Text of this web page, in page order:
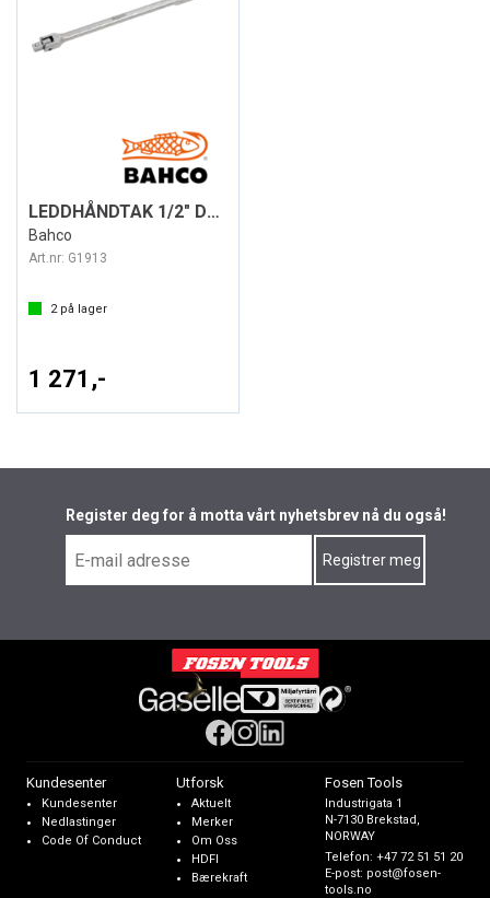
LEDDHÅNDTAK 1/2" DR. 600MM / 24"
Bahco
Art.nr: G1913
2på lager
1 271,-
Register deg for å motta vårt nyhetsbrev nå du også!
Kundesenter
Kundesenter
Nedlastinger
Code Of Conduct
Utforsk
Aktuelt
Merker
Om Oss
HDFI
Bærekraft
Fosen Tools
Industrigata 1
N-7130 Brekstad,
NORWAY
Telefon:+47 72 51 51 20
E-post: post@fosen-
tools.no